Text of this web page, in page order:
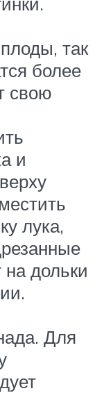
так
более
свою
и
лука,
дольки
Для